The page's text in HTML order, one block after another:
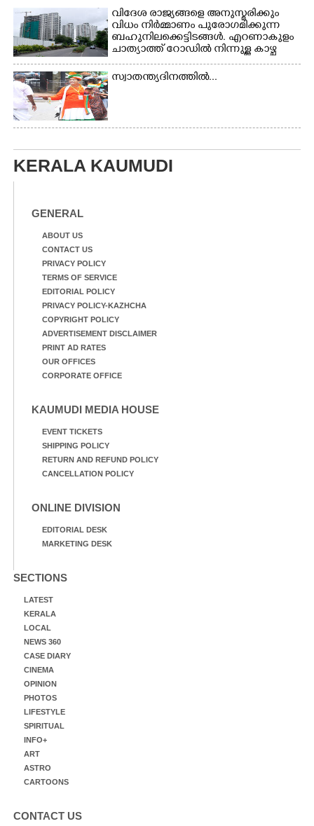
വിദേശ രാജ്യങ്ങളെ അനുസ്മരിക്കും
വിധം നിർമ്മാണം പുരോഗമിക്കുന്ന
ബഹുനിലക്കെട്ടിടങ്ങൾ. എറണാകുളം
ചാത്യാത്ത് റോഡിൽ നിന്നുള്ള കാഴ്ച
സ്വാതന്ത്യദിനത്തിൽ...
KERALA KAUMUDI
GENERAL
ABOUT US
CONTACT US
PRIVACY POLICY
TERMS OF SERVICE
EDITORIAL POLICY
PRIVACY POLICY-KAZHCHA
COPYRIGHT POLICY
ADVERTISEMENT DISCLAIMER
PRINT AD RATES
OUR OFFICES
CORPORATE OFFICE
KAUMUDI MEDIA HOUSE
EVENT TICKETS
SHIPPING POLICY
RETURN AND REFUND POLICY
CANCELLATION POLICY
ONLINE DIVISION
EDITORIAL DESK
MARKETING DESK
SECTIONS
LATEST
KERALA
LOCAL
NEWS 360
CASE DIARY
CINEMA
OPINION
PHOTOS
LIFESTYLE
SPIRITUAL
INFO+
ART
ASTRO
CARTOONS
CONTACT US